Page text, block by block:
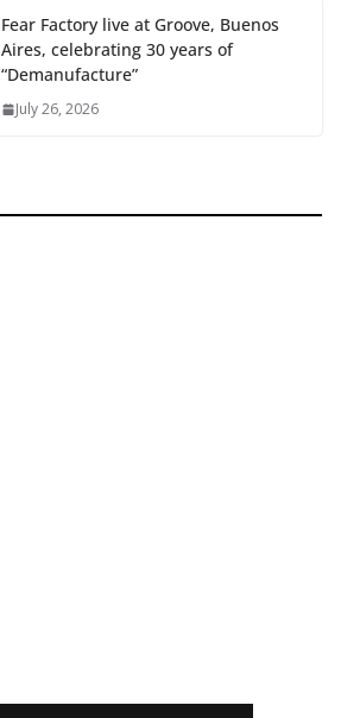
Fear Factory live at Groove, Buenos
Aires, celebrating 30 years of
“Demanufacture”
July 26, 2026